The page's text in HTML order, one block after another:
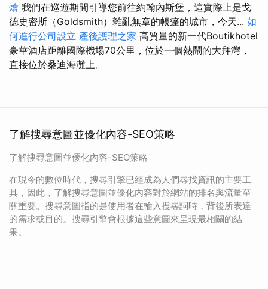
燴 我們在巡遊期間引導您前往約翰內斯堡，這實際上是戈
德史密斯（Goldsmith）雜亂無章的帳篷的城市，今天... 如
何進行公司設立 產後護理之家 高質量的新一代Boutikhotel
豪華酒店距離國際機場70公里，位於一個熱鬧的大拜灣，
直接位於桑迪海灘上。
了解搜尋意圖並優化內容-SEO策略
了解搜尋意圖並優化內容-SEO策略
在現今的數位時代，搜尋引擎已經成為人們尋找資訊的主要工
具，因此，了解搜尋意圖並優化內容對於網站的排名與流量至
關重要。搜尋意圖指的是使用者在輸入搜尋詞時，背後所表達
的需求或目的。搜尋引擎會根據這些意圖來呈現最相關的結
果。